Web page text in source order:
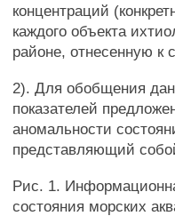
концентраций
каждого объекта
районе, отнесенную к
2). Для обобщения
показателей
аномальности
представляющий
Рис. 1.
состояния морских